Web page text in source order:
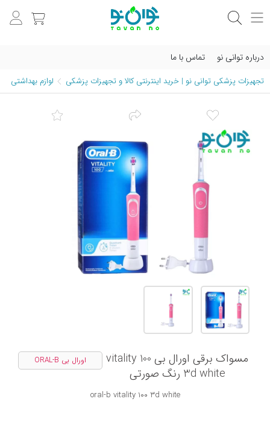
درباره توانی نو تماس با ما
تجهیزات پزشکی توانی نو | خرید اینترنتی کالا و تجهیزات پزشکی لوازم بهداشتی
اورال بی ORAL-B
مسواک برقی اورال بی vitality 100
3d white رنگ صورتی
oral-b vitality 100 3d white